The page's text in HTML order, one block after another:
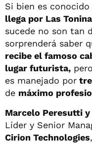
Si bien es
llega por Las
sucede no son tan
sorprenderá saber
recibe el famoso
lugar futurista,
es manejado por
de máximo
Marcelo Peresutti y
Líder y Senior
Cirion Technologies